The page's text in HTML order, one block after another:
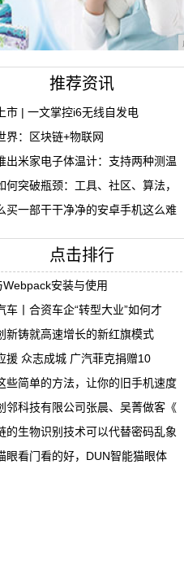
推荐资讯
市 | 一文掌控i6无线自发电
界：区块链+物联网
出米家电子体温计：支持两种测温
何突破瓶颈：工具、社区、算法，
买一部干干净净的安卓手机这么难
点击排行
Webpack安装与使用
车丨合资车企“转型大业”如何才
新铸就高速增长的新红旗模式
援 众志成城 广汽菲克捐赠10
些简单的方法，让你的旧手机速度
邻科技有限公司张晨、吴菁做客《
的生物识别技术可以代替密码乱象
眼看门看的好，DUN智能猫眼体